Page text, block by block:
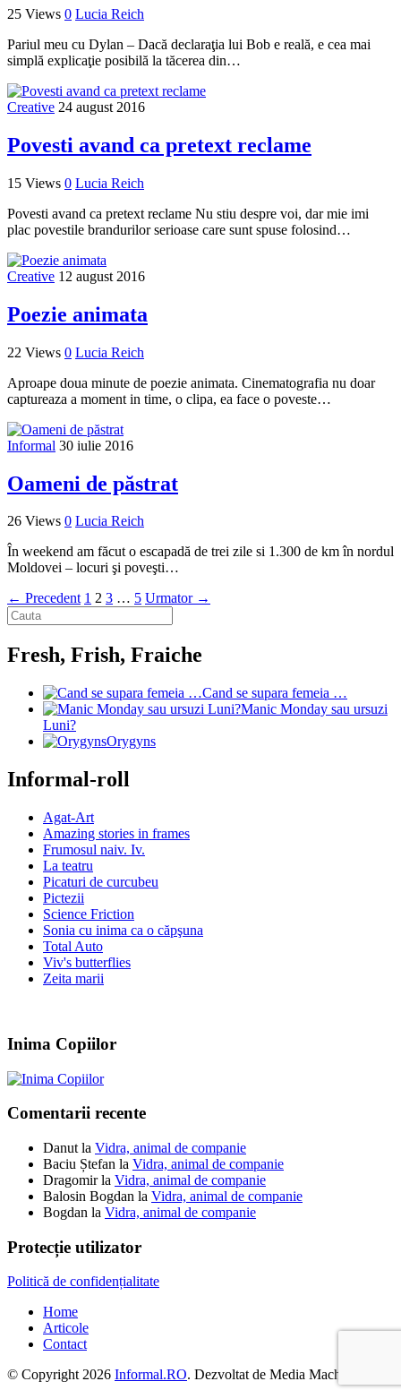
25 Views 0 Lucia Reich
Pariul meu cu Dylan – Dacă declaraţia lui Bob e reală, e cea mai
simplă explicaţie posibilă la tăcerea din…
Creative 24 august 2016
Povesti avand ca pretext reclame
15 Views 0 Lucia Reich
Povesti avand ca pretext reclame Nu stiu despre voi, dar mie imi
plac povestile brandurilor serioase care sunt spuse folosind…
Creative 12 august 2016
Poezie animata
22 Views 0 Lucia Reich
Aproape doua minute de poezie animata. Cinematografia nu doar
captureaza a moment in time, o clipa, ea face o poveste…
Informal 30 iulie 2016
Oameni de păstrat
26 Views 0 Lucia Reich
În weekend am făcut o escapadă de trei zile si 1.300 de km în nordul
Moldovei – locuri şi poveşti…
← Precedent 1 2 3 … 5 Urmator →
Fresh, Frish, Fraiche
Cand se supara femeia …
Manic Monday sau ursuzi
Luni?
Orygyns
Informal-roll
Agat-Art
Amazing stories in frames
Frumosul naiv. Iv.
La teatru
Picaturi de curcubeu
Pictezii
Science Friction
Sonia cu inima ca o căpşuna
Total Auto
Viv's butterflies
Zeita marii
Inima Copiilor
Comentarii recente
Danut la Vidra, animal de companie
Baciu Ștefan la Vidra, animal de companie
Dragomirla Vidra, animal de companie
Balosin Bogdan la Vidra, animal de companie
Bogdan la Vidra, animal de companie
Protecție utilizator
Politică de confidențialitate
Home
Articole
Contact
© Copyright 2026 Informal.RO. Dezvoltat de Media Machine